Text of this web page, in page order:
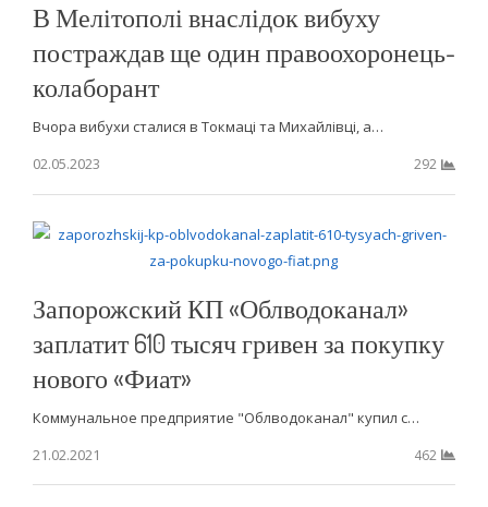
В Мелітополі внаслідок вибуху
постраждав ще один правоохоронець-
колаборант
Вчора вибухи сталися в Токмаці та Михайлівці, а…
02.05.2023
292
Запорожский КП «Облводоканал»
заплатит 610 тысяч гривен за покупку
нового «Фиат»
Коммунальное предприятие "Облводоканал" купил с…
21.02.2021
462